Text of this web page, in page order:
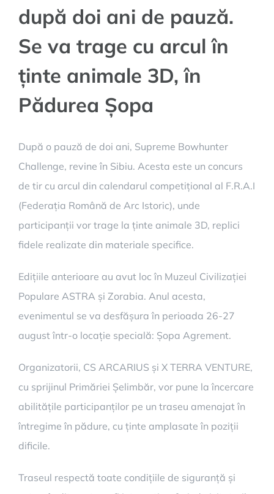
după doi ani de pauză.
Se va trage cu arcul în
ținte animale 3D, în
Pădurea Șopa
După o pauză de doi ani, Supreme Bowhunter
Challenge, revine în Sibiu. Acesta este un concurs
de tir cu arcul din calendarul competițional al F.R.A.I
(Federația Română de Arc Istoric), unde
participanții vor trage la ținte animale 3D, replici
fidele realizate din materiale specifice.
Edițiile anterioare au avut loc în Muzeul Civilizației
Populare ASTRA și Zorabia. Anul acesta,
evenimentul se va desfășura în perioada 26-27
august într-o locație specială: Șopa Agrement.
Organizatorii, CS ARCARIUS și X TERRA VENTURE,
cu sprijinul Primăriei Șelimbăr, vor pune la încercare
abilitățile participanților pe un traseu amenajat în
întregime în pădure, cu ținte amplasate în poziții
dificile.
Traseul respectă toate condițiile de siguranță și